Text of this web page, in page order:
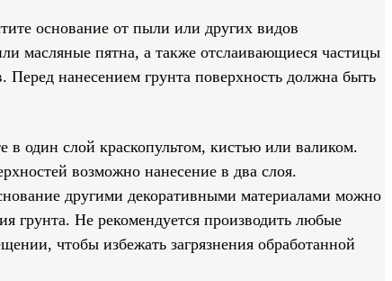
основание от пыли или других видов
масляные пятна, а также отслаивающиеся частицы
Перед нанесением грунта поверхность должна быть
в один слой краскопультом, кистью или валиком.
возможно нанесение в два слоя.
другими декоративными материалами можно
грунта. Не рекомендуется производить любые
чтобы избежать загрязнения обработанной